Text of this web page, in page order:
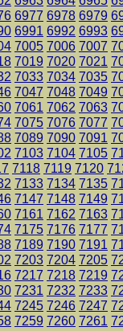
6977 6978 6979
6991 6992 6993
7005 7006 7007
7019 7020 7021
7033 7034 7035
7047 7048 7049
7061 7062 7063
7075 7076 7077
7089 7090 7091
7103 7104 7105
7118 7119 7120
7133 7134 7135
7147 7148 7149
7161 7162 7163
7175 7176 7177
7189 7190 7191
7203 7204 7205
7217 7218 7219
7231 7232 7233
7245 7246 7247
7259 7260 7261